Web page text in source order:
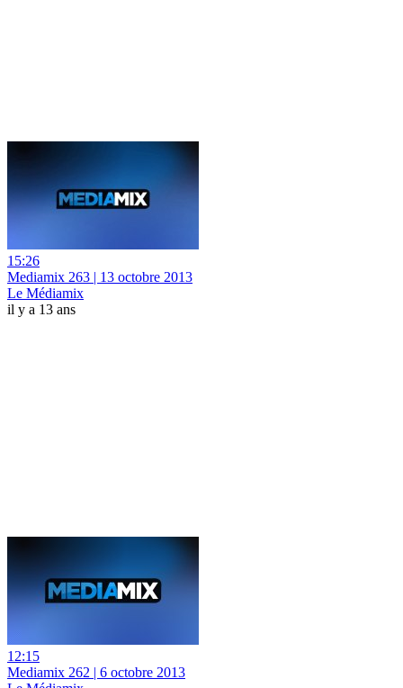
15:26
Mediamix 263 | 13 octobre 2013
Le Médiamix
il y a 13 ans
12:15
Mediamix 262 | 6 octobre 2013